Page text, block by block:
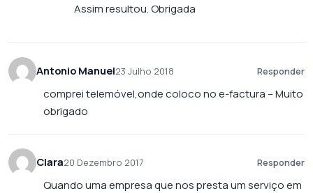
Assim resultou. Obrigada
Antonio Manuel23 Julho 2018 Responder
comprei telemóvel,onde coloco no e-factura – Muito
obrigado
Clara20 Dezembro 2017 Responder
Quando uma empresa que nos presta um serviço em